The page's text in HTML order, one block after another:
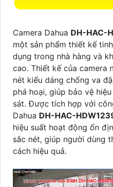
Camera Dahua DH-HAC-
một sản phẩm thiết kế
dụng trong nhà hàng và
cao. Thiết kế của camera
nét kiểu dáng chống va
phá hoại, giúp bảo vệ
sát. Được tích hợp với
Dahua DH-HAC-
hiệu suất hoạt động ổn
sắc nét, giúp người dùng
cách hiệu quả.